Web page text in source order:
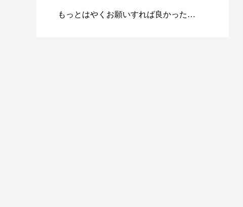
もっとはやくお願いすれば良かった…